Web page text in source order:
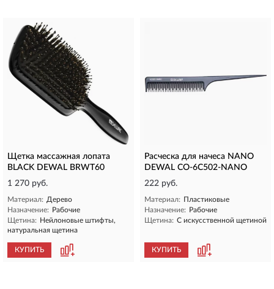
Щетка массажная лопата
BLACK DEWAL BRWT60
1 270 руб.
Материал: Дерево
Назначение: Рабочие
Щетина: Нейлоновые штифты,
натуральная щетина
КУПИТЬ
Расческа для начеса NANO
DEWAL CO-6C502-NANO
222 руб.
Материал: Пластиковые
Назначение: Рабочие
Щетина: С искусственной щетиной
КУПИТЬ